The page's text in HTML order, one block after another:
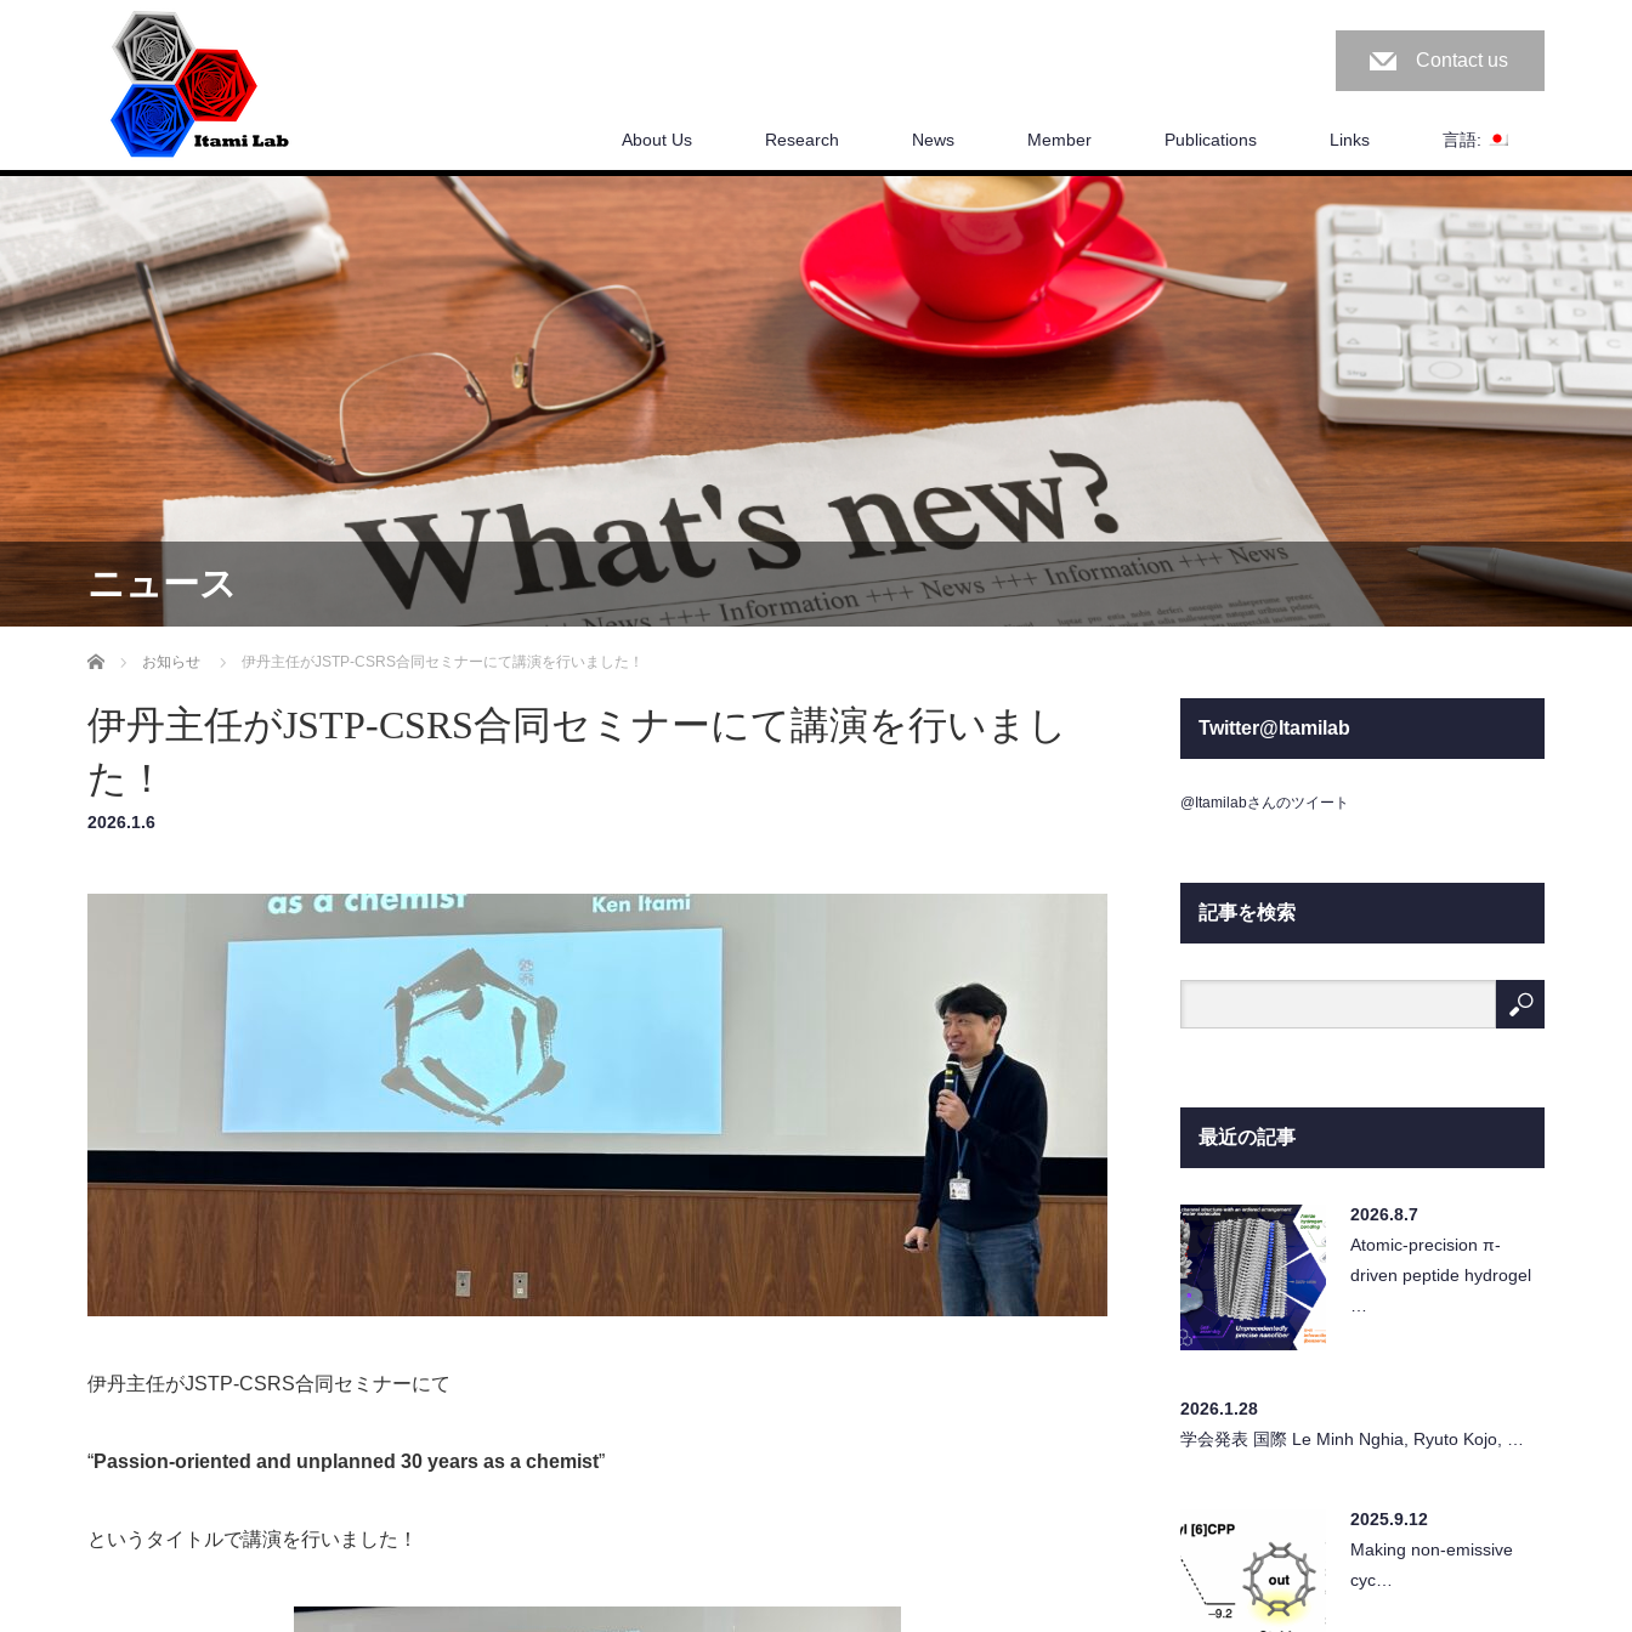
Contact us
About Us Research News Member Publications Links 言語:
ニュース
ホーム お知らせ 伊丹主任がJSTP-CSRS合同セミナーにて講演を行いました！
伊丹主任がJSTP-CSRS合同セミナーにて講演を行いまし
た！
2026.1.6
伊丹主任がJSTP-CSRS合同セミナーにて
“Passion-oriented and unplanned 30 years as a chemist”
というタイトルで講演を行いました！
Twitter@Itamilab
@Itamilabさんのツイート
記事を検索
最近の記事
2026.8.7
Atomic-precision π-
driven peptide hydrogel
2026.1.28
学会発表 国際 Le Minh Nghia, Ryuto Kojo, …
2025.9.12
Making non-emissive
cyc…